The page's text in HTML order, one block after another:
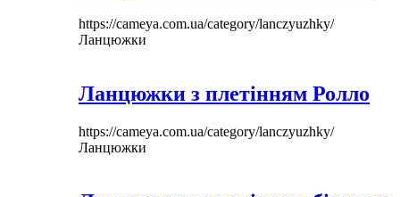
https://cameya.com.ua/category/lanczyuzhky/
Ланцюжки
Ланцюжки з плетінням Ролло
https://cameya.com.ua/category/lanczyuzhky/
Ланцюжки